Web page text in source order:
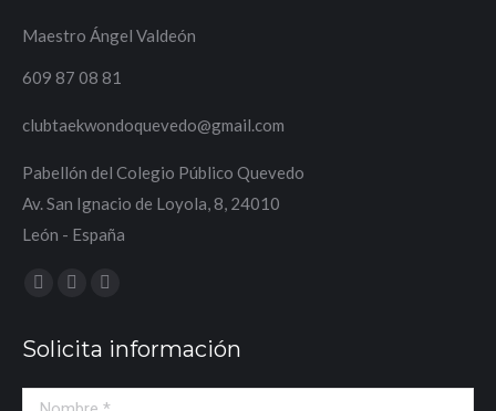
Maestro Ángel Valdeón
609 87 08 81
clubtaekwondoquevedo@gmail.com
Pabellón del Colegio Público Quevedo
Av. San Ignacio de Loyola, 8, 24010
León - España
Encuéntranos en:
opensopenspage
Solicita información
Nombre *